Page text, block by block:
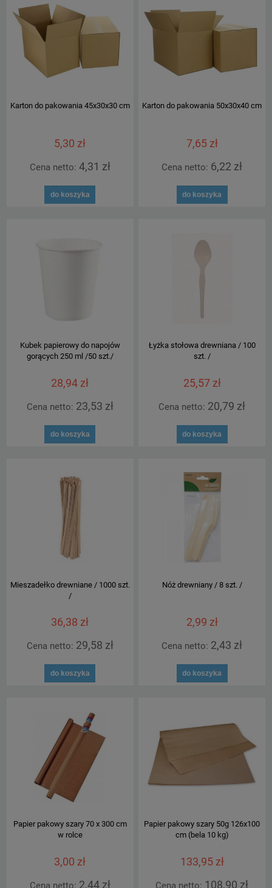
Karton do pakowania 45x30x30 cm
5,30 zł
Cena netto: 4,31 zł
do koszyka
Karton do pakowania 50x30x40 cm
7,65 zł
Cena netto: 6,22 zł
do koszyka
Kubek papierowy do napojów
gorących 250 ml /50 szt./
28,94 zł
Cena netto: 23,53 zł
do koszyka
Łyżka stołowa drewniana / 100
szt. /
25,57 zł
Cena netto: 20,79 zł
do koszyka
Mieszadełko drewniane / 1000 szt.
/
36,38 zł
Cena netto: 29,58 zł
do koszyka
Nóż drewniany / 8 szt. /
2,99 zł
Cena netto: 2,43 zł
do koszyka
Papier pakowy szary 70 x 300 cm
w rolce
3,00 zł
Cena netto: 2,44 zł
Papier pakowy szary 50g 126x100
cm (bela 10 kg)
133,95 zł
Cena netto: 108,90 zł